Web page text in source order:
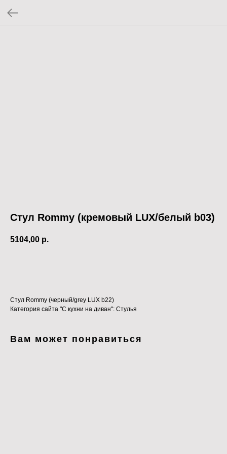
Стул Rommy (кремовый LUX/белый b03)
5104,00 р.
Стул Rommy (черный/grey LUX b22)
Категория сайта "С кухни на диван": Стулья
Вам может понравиться